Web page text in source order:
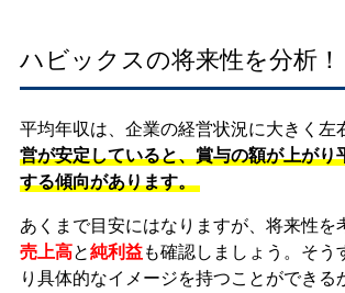
ハビックスの将来性を分析！
平均年収は、企業の経営状況に大きく左
営が安定していると、賞与の額が上がり
する傾向があります。
あくまで目安にはなりますが、将来性を
売上高と純利益も確認しましょう。そう
り具体的なイメージを持つことができる